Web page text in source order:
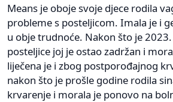
Means je oboje svoje djece rodila
probleme s posteljicom. Imala je i
u obje trudnoće. Nakon što je
posteljice joj je ostao zadržan i
liječena je i zbog postporođajnog
nakon što je prošle godine rodila
krvarenje i morala je ponovo na